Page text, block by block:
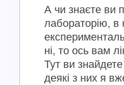
А чи знаєте ви
лабораторію, в
ні, то ось вам
Тут ви
деякі з них я